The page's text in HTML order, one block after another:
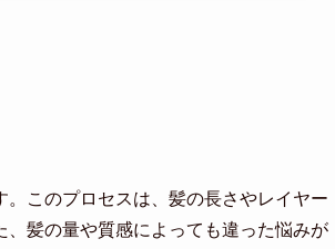
このプロセスは、髪の長さやレイヤー
髪の量や質感によっても違った悩みが